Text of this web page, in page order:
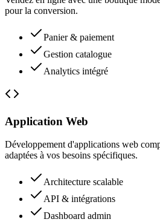
pour la conversion.
Panier & paiement
Gestion catalogue
Analytics intégré
Application Web
Développement d'applications web
adaptées à vos besoins spécifiques.
Architecture scalable
API & intégrations
Dashboard admin